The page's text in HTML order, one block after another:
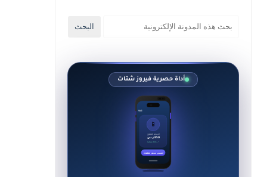
أداة حصرية فيروز شتات
9:41
📱
السعر المقترح
850 ر.س
✓ حالة ممتازة
احسب سعر هاتفك